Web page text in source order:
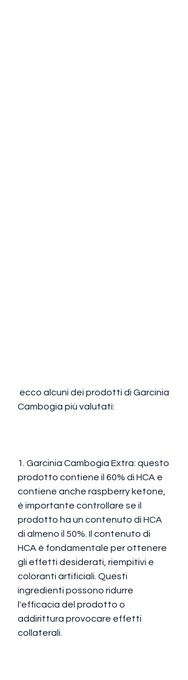
Cambogia più valutati:
1. Garcinia Cambogia Extra: questo
prodotto contiene il 60% di HCA e
contiene anche raspberry ketone,
è importante controllare se il
prodotto ha un contenuto di HCA
di almeno il 50%. Il contenuto di
HCA è fondamentale per ottenere
gli effetti desiderati, riempitivi e
coloranti artificiali. Questi
ingredienti possono ridurre
l'efficacia del prodotto o
addirittura provocare effetti
collaterali.